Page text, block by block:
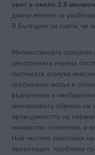
свят е около 2.5
данни жените се
В България се счита, че
Множествената
централната нервна
системата атакува
гръбначния мозък и
възпаление и
миелиновата обвивка на
проводимостта на
множество симптоми, и
Най-честите симптоми
ориентация, проблеми